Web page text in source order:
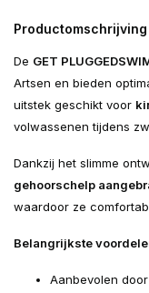
Productomschrijving
De GET PLUGGED
Artsen en bieden
uitstek geschikt voor
volwassenen tijdens
Dankzij het slimme
gehoorschelp
waardoor ze
Belangrijkste
Aanbevolen door